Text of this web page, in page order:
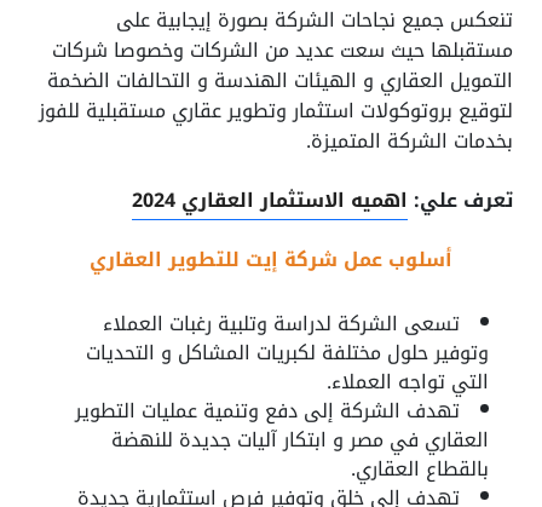
تنعكس جميع نجاحات الشركة بصورة إيجابية على
مستقبلها حيث سعت عديد من الشركات وخصوصا شركات
التمويل العقاري و الهيئات الهندسة و التحالفات الضخمة
لتوقيع بروتوكولات استثمار وتطوير عقاري مستقبلية للفوز
بخدمات الشركة المتميزة.
تعرف علي: اهميه الاستثمار العقاري 2024
أسلوب عمل شركة إيت للتطوير العقاري
تسعى الشركة لدراسة وتلبية رغبات العملاء
وتوفير حلول مختلفة لكبريات المشاكل و التحديات
التي تواجه العملاء.
تهدف الشركة إلى دفع وتنمية عمليات التطوير
العقاري في مصر و ابتكار آليات جديدة للنهضة
بالقطاع العقاري.
تهدف إلى خلق وتوفير فرص استثمارية جديدة